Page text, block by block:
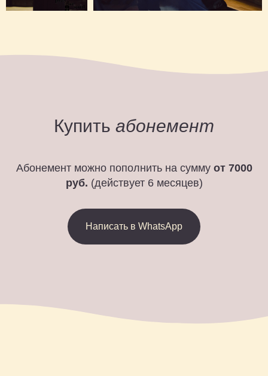
Купить абонемент
Абонемент можно пополнить на сумму от 7000
руб. (действует 6 месяцев)
Написать в WhatsApp